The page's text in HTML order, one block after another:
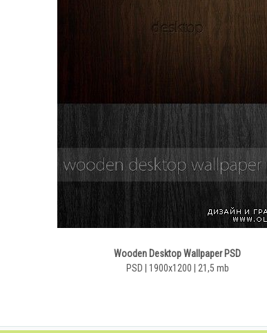
Wooden Desktop Wallpaper PSD
PSD | 1900x1200 | 21,5 mb